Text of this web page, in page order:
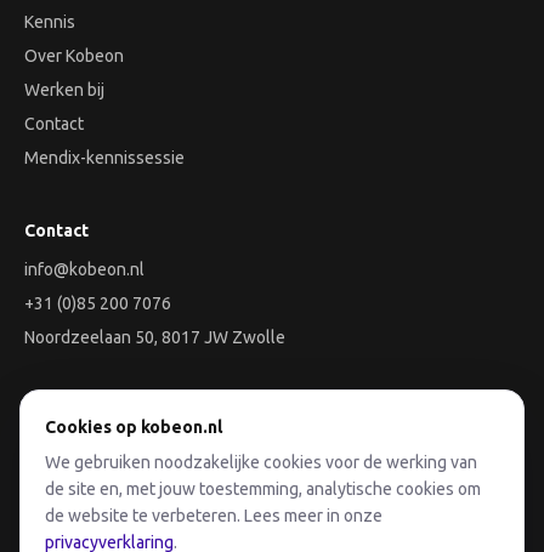
Kennis
Over Kobeon
Werken bij
Contact
Mendix-kennissessie
Contact
info@kobeon.nl
+31 (0)85 200 7076
Noordzeelaan 50, 8017 JW Zwolle
Plan een Discovery-sessie
Cookies op kobeon.nl
We gebruiken noodzakelijke cookies voor de werking van
de site en, met jouw toestemming, analytische cookies om
de website te verbeteren. Lees meer in onze
privacyverklaring.